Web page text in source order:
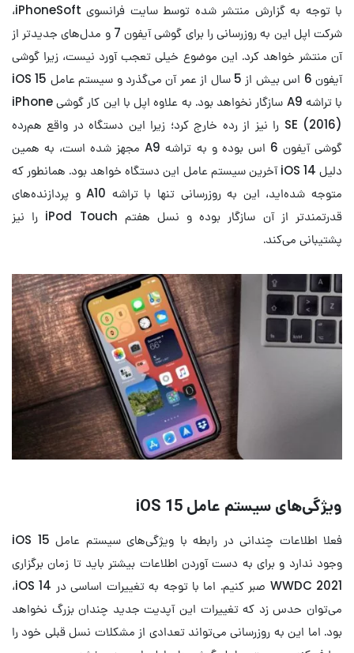
با توجه به گزارش منتشر شده توسط سایت فرانسوی iPhoneSoft،
شرکت اپل این به روزرسانی را برای گوشی آیفون 7 و مدل‌های جدیدتر از
آن منتشر خواهد کرد. این موضوع خیلی تعجب آورد نیست، زیرا گوشی
آیفون 6 اس بیش از 5 سال از عمر آن می‌گذرد و سیستم عامل iOS 15
با تراشه A9 سازگار نخواهد بود. به علاوه اپل با این کار گوشی iPhone
SE (2016) را نیز از رده خارج کرد؛ زیرا این دستگاه در واقع هم‌رده
گوشی آیفون 6 اس بوده و به تراشه A9 مجهز شده است، به همین
دلیل iOS 14 آخرین سیستم عامل این دستگاه خواهد بود. همانطور که
متوجه شده‌اید، این به روزرسانی تنها با تراشه A10 و پردازنده‌های
قدرتمندتر از آن سازگار بوده و نسل هفتم iPod Touch را نیز
پشتیبانی می‌کند.
ویژگی‌های سیستم عامل iOS 15
فعلا اطلاعات چندانی در رابطه با ویژگی‌های سیستم عامل iOS 15
وجود ندارد و برای به دست آوردن اطلاعات بیشتر باید تا زمان برگزاری
WWDC 2021 صبر کنیم. اما با توجه به تغییرات اساسی در iOS 14،
می‌توان حدس زد که تغییرات این آپدیت جدید چندان بزرگ نخواهد
بود. اما این به روزرسانی می‌تواند تعدادی از مشکلات نسل قبلی خود را